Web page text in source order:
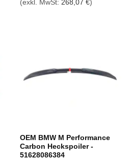
(exkl. MwSt: 268,07 €)
OEM BMW M Performance
Carbon Heckspoiler -
51628086384